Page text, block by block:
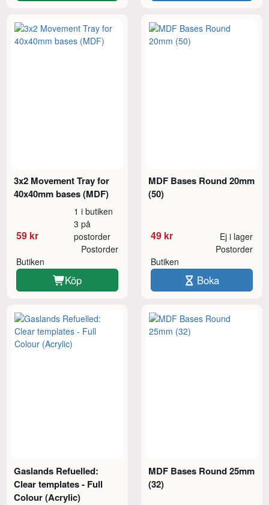
3x2 Movement Tray for
40x40mm bases (MDF)
59 kr
1 i butiken
3 på
postorder
Butiken
Postorder
Köp
MDF Bases Round 20mm
(50)
49 kr Ej i lager
Butiken
Postorder
Boka
Gaslands Refuelled:
Clear templates - Full
Colour (Acrylic)
MDF Bases Round 25mm
(32)